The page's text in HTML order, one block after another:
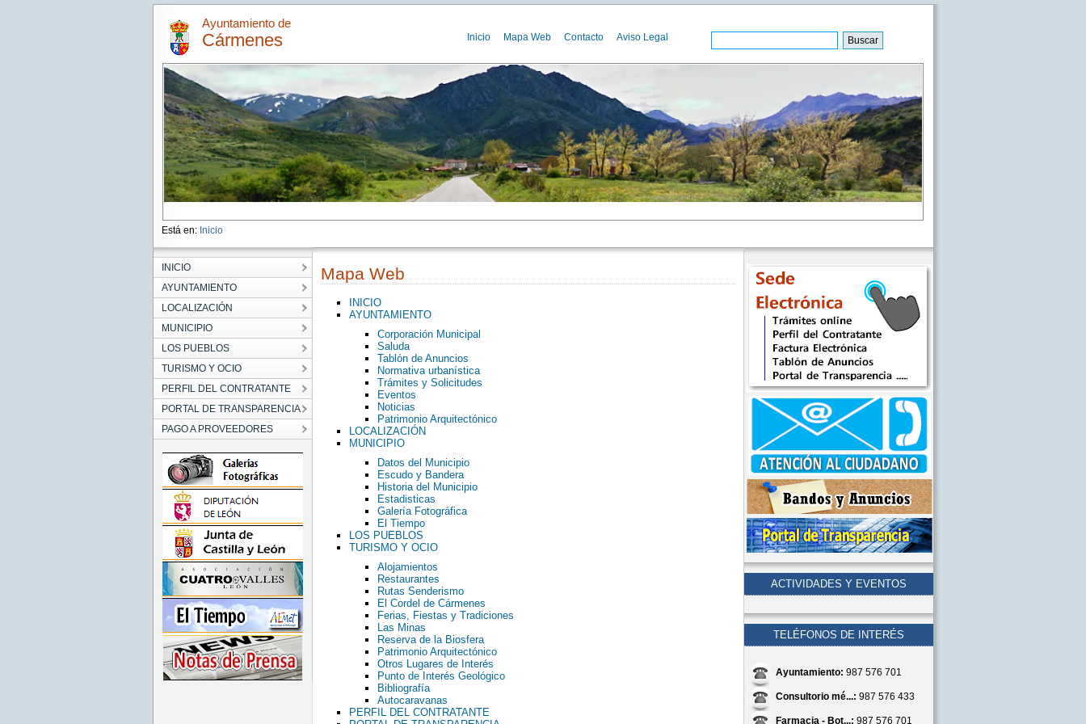
Ayuntamiento de
Cármenes Inicio Mapa Web Contacto Aviso Legal
Está en: Inicio
INICIO
AYUNTAMIENTO
LOCALIZACIÓN
MUNICIPIO
LOS PUEBLOS
TURISMO Y OCIO
PERFIL DEL CONTRATANTE
PORTAL DE TRANSPARENCIA
PAGO A PROVEEDORES
Mapa Web
INICIO
AYUNTAMIENTO
Corporación Municipal
Saluda
Tablón de Anuncios
Normativa urbanística
Trámites y Solicitudes
Eventos
Noticias
Patrimonio Arquitectónico
LOCALIZACIÓN
MUNICIPIO
Datos del Municipio
Escudo y Bandera
Historia del Municipio
Estadisticas
Galería Fotográfica
El Tiempo
LOS PUEBLOS
TURISMO Y OCIO
Alojamientos
Restaurantes
Rutas Senderismo
El Cordel de Cármenes
Ferias, Fiestas y Tradiciones
Las Minas
Reserva de la Biosfera
Patrimonio Arquitectónico
Otros Lugares de Interés
Punto de Interés Geológico
Bibliografía
Autocaravanas
PERFIL DEL CONTRATANTE
ACTIVIDADES Y EVENTOS
TELÉFONOS DE INTERÉS
Ayuntamiento: 987 576 701
Consultorio mé...: 987 576 433
Farmacia - Bot...: 987 576 701